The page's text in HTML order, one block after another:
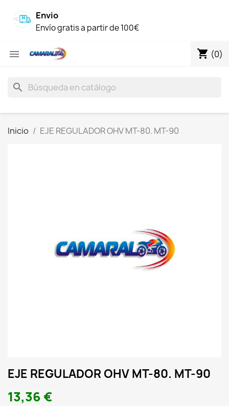
Envio
Envío gratis a partir de 100€
 shopping_cart (0)
search
Inicio EJE REGULADOR OHV MT-80. MT-90
EJE REGULADOR OHV MT-80. MT-90
13,36 €